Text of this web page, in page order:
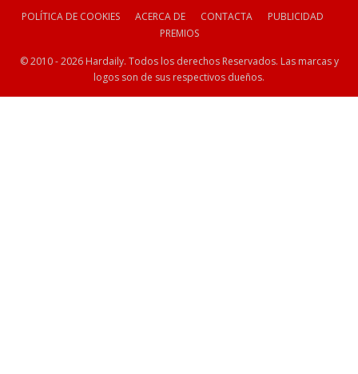
POLÍTICA DE COOKIES ACERCA DE CONTACTA
PUBLICIDAD
PREMIOS
© 2010 - 2026 Hardaily. Todos los derechos Reservados. Las marcas y
logos son de sus respectivos dueños.